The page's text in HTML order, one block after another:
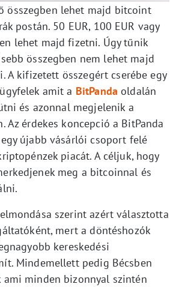
összegben lehet majd bitcoint
postán. 50 EUR, 100 EUR vagy
lehet majd fizetni. Úgy tűnik
összegben nem lehet majd
A kifizetett összegért cserébe egy
amit a BitPanda oldalán
és azonnal megjelenik a
Az érdekes koncepció a BitPanda
újabb vásárlói csoport felé
piacát. A céljuk, hogy
meg a bitcoinnal és
szerint azért választotta
mert a döntéshozók
kereskedési
Mindemellett pedig Bécsben
minden bizonnyal szintén